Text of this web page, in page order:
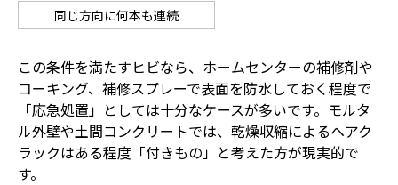
同じ方向に何本も連続
この条件を満たすヒビなら、ホームセンターの補修剤や
コーキング、補修スプレーで表面を防水しておく程度で
「応急処置」としては十分なケースが多いです。モルタ
ル外壁や土間コンクリートでは、乾燥収縮によるヘアク
ラックはある程度「付きもの」と考えた方が現実的で
す。